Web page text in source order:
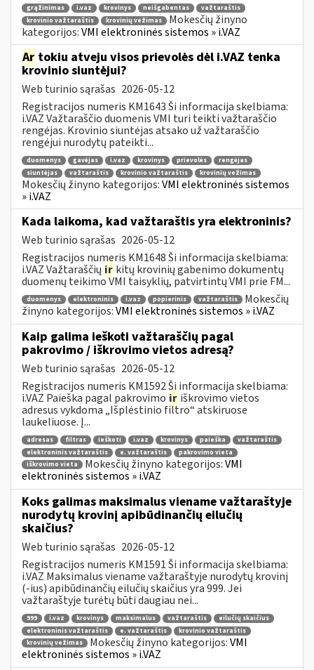
grąžinimas i.vaz krovinys neišgabentas
važtaraštis
krovinio važtaraštis
krovinių vežimas
Mokesčių žinyno
kategorijos:VMI elektroninės sistemos » i.VAZ
Ar tokiu atveju visos prievolės dėl i.VAZ tenka
krovinio siuntėjui?
Web turinio sąrašas 2026-05-12
Registracijos numeris KM1643 Ši informacija skelbiama:
i.VAZ Važtaraščio duomenis VMI turi teikti važtaraščio
rengėjas. Krovinio siuntėjas atsako už važtaraščio
rengėjui nurodytų pateikti...
duomenys gavėjas i.vaz krovinys prievolės
rengėjas
siuntėjas
važtaraštis krovinio važtaraštis krovinių vežimas
Mokesčių žinyno kategorijos:VMI elektroninės sistemos
» i.VAZ
Kada laikoma, kad važtaraštis yra elektroninis?
Web turinio sąrašas 2026-05-12
Registracijos numeris KM1648 Ši informacija skelbiama:
i.VAZ Važtaraščių ir kitų krovinių gabenimo dokumentų
duomenų teikimo VMI taisyklių, patvirtintų VMI prie FM...
duomenys elektroninis i.vaz popierinis važtaraštis
Mokesčių
žinyno kategorijos:VMI elektroninės sistemos » i.VAZ
Kaip galima ieškoti važtaraščių pagal
pakrovimo / iškrovimo vietos adresą?
Web turinio sąrašas 2026-05-12
Registracijos numeris KM1592 Ši informacija skelbiama:
i.VAZ Paieška pagal pakrovimo ir iškrovimo vietos
adresus vykdoma „Išplėstinio filtro“ atskiruose
laukeliuose. Į...
adresas filtras ieškoti i.vaz krovinys paieška
važtaraštis
elektroninis važtaraštis
e. važtaraštis
pakrovimo vieta
iškrovimo vieta
Mokesčių žinyno kategorijos:VMI
elektroninės sistemos » i.VAZ
Koks galimas maksimalus viename važtaraštyje
nurodytų krovinį apibūdinančių eilučių
skaičius?
Web turinio sąrašas 2026-05-12
Registracijos numeris KM1591 Ši informacija skelbiama:
i.VAZ Maksimalus viename važtaraštyje nurodytų krovinį
(-ius) apibūdinančių eilučių skaičius yra 999. Jei
važtaraštyje turėtų būti daugiau nei...
999 i.vaz krovinys maksimalus važtaraštis
eilučių skaičius
elektroninis važtaraštis
e. važtaraštis
krovinio važtaraštis
krovinių vežimas
Mokesčių žinyno kategorijos:VMI
elektroninės sistemos » i.VAZ